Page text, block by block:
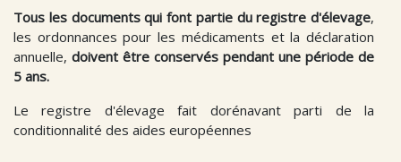
Tous les documents qui font partie du registre d'élevage,
les ordonnances pour les médicaments et la déclaration
annuelle, doivent être conservés pendant une période de
5 ans.
Le registre d'élevage fait dorénavant parti de la
conditionnalité des aides européennes